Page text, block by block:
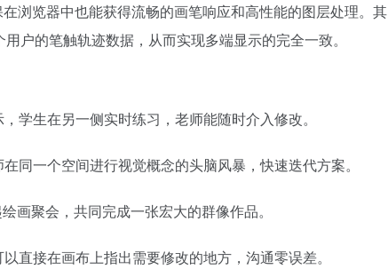
浏览器中也能获得流畅的画笔响应和高性能的图层处理。
户的笔触轨迹数据，从而实现多端显示的完全一致。
学生在另一侧实时练习，老师能随时介入修改。
同一个空间进行视觉概念的头脑风暴，快速迭代方案。
画聚会，共同完成一张宏大的群像作品。
直接在画布上指出需要修改的地方，沟通零误差。